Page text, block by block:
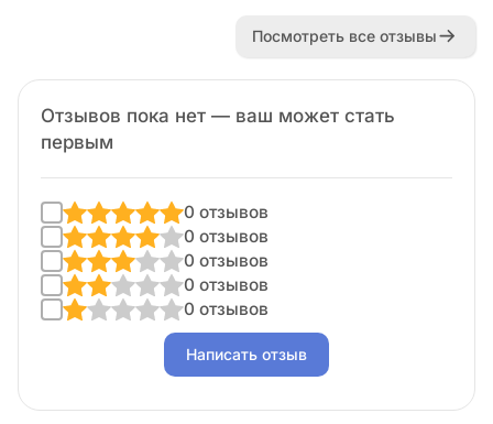
Посмотреть все отзывы
Отзывов пока нет — ваш может стать
первым
0 отзывов
0 отзывов
0 отзывов
0 отзывов
0 отзывов
Написать отзыв